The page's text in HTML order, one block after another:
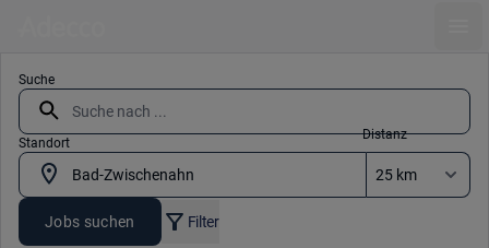
Suche
Standort
Distanz
Jobs suchen Filter